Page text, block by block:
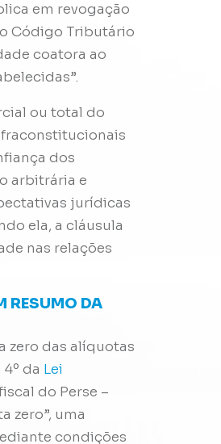
em revogação
Código Tributário
coatora ao
ou total do
dos
arbitrária e
jurídicas
ela, a cláusula
nas relações
RESUMO DA
zero das alíquotas
da Lei
do Perse –
zero”, uma
condições